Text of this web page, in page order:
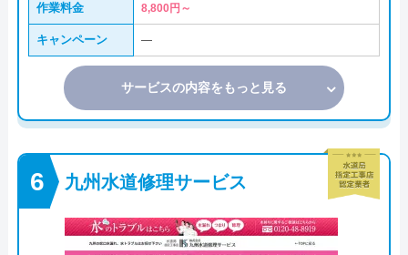
作業料金 8,800円～
キャンペーン ―
サービスの内容をもっと見る
九州水道修理サービス